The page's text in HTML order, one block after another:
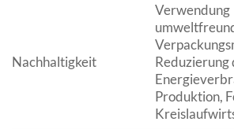
Nachhaltigkeit
Verwendung
Reduzierung
Produktion,